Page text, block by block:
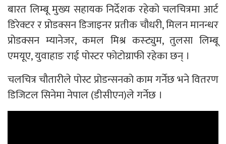
बारत लिम्बू मुख्य सहायक निर्देशक रहेको चलचित्रमा आर्ट
डिरेक्टर र प्रोडक्सन डिजाइनर प्रतीक चौधरी, मिलन मानन्धर
प्रोडक्सन म्यानेजर, कमल मिश्र कस्ट्युम, तुलसा लिम्बू
एमयूए, युवाहाङ राई पोस्टर फोटोग्राफी रहेका छन् ।
चलचित्र चौतारीले पोस्ट प्रोडन्सनको काम गर्नेछ भने वितरण
डिजिटल सिनेमा नेपाल (डीसीएन)ले गर्नेछ ।